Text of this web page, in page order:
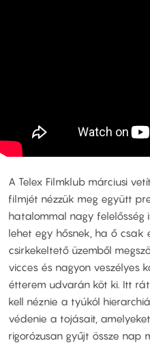
A Telex Filmklub márciusi
filmjét nézzük meg együtt
hatalommal nagy felelősség
lehet egy hősnek, ha ő csak
csirkekeltető üzemből
vicces és nagyon veszélyes
étterem udvarán köt ki. Itt
kell néznie a tyúkól
védenie a tojásait,
rigorózusan gyűjt össze nap